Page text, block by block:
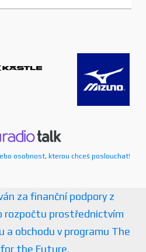
osobnost, kterou chceš poslouchat!
za finanční podpory z
prostřednictvím
obchodu v programu The
the Future.